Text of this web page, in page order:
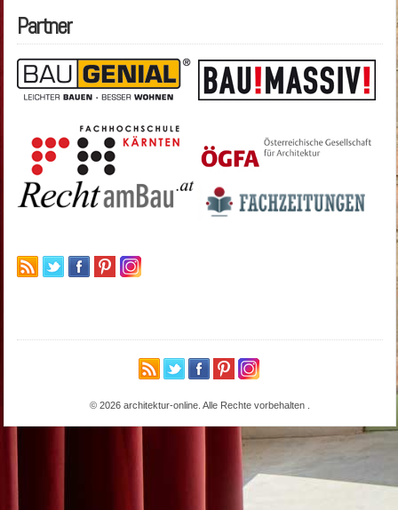
Partner
© 2026 architektur-online. Alle Rechte vorbehalten .